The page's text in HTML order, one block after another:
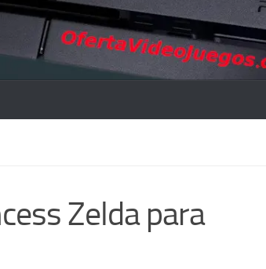
Zelda para